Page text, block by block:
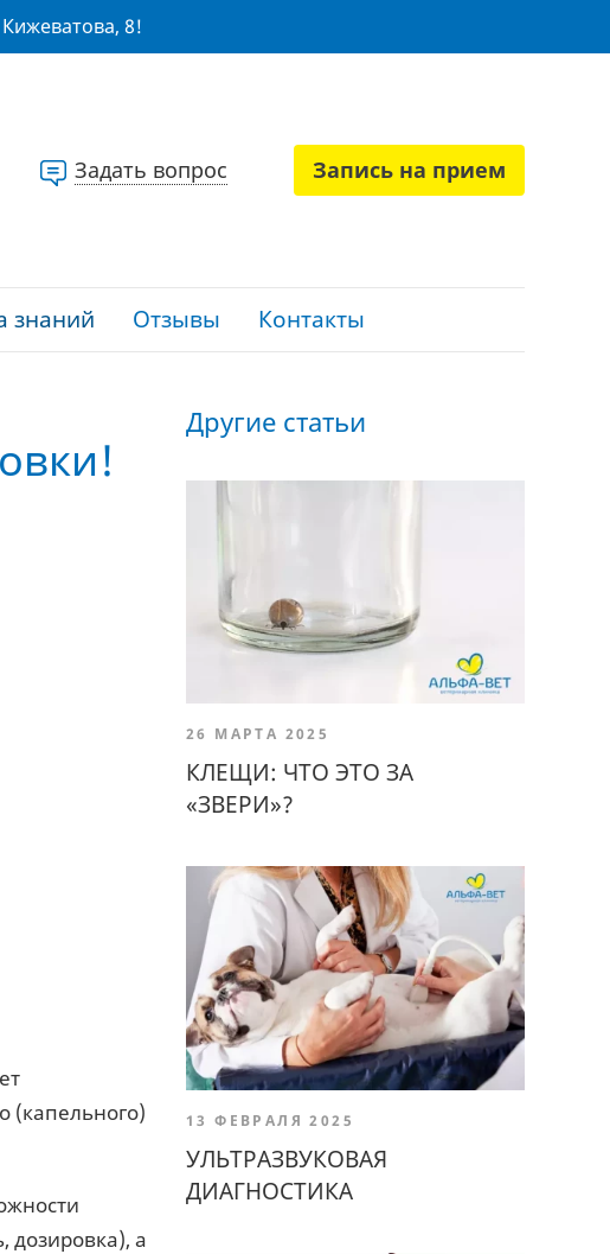
8!
Задать вопрос Запись на прием
знаний Отзывы Контакты
(капельного)
дозировка), а
Другие статьи
26 МАРТА 2025
КЛЕЩИ: ЧТО ЭТО ЗА
«ЗВЕРИ»?
13 ФЕВРАЛЯ 2025
УЛЬТРАЗВУКОВАЯ
ДИАГНОСТИКА